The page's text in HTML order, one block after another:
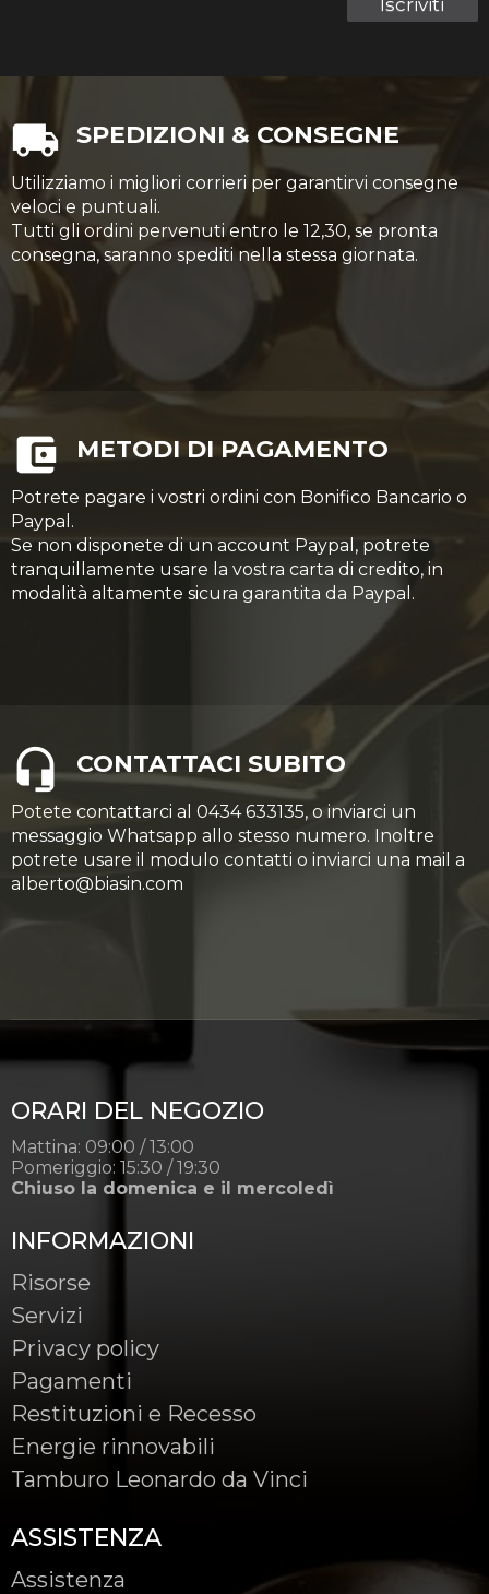
Iscriviti
SPEDIZIONI & CONSEGNE
Utilizziamo i migliori corrieri per garantirvi consegne
veloci e puntuali.
Tutti gli ordini pervenuti entro le 12,30, se pronta
consegna, saranno spediti nella stessa giornata.
METODI DI PAGAMENTO
Potrete pagare i vostri ordini con Bonifico Bancario o
Paypal.
Se non disponete di un account Paypal, potrete
tranquillamente usare la vostra carta di credito, in
modalità altamente sicura garantita da Paypal.
CONTATTACI SUBITO
Potete contattarci al 0434 633135, o inviarci un
messaggio Whatsapp allo stesso numero. Inoltre
potrete usare il modulo contatti o inviarci una mail a
alberto@biasin.com
ORARI DEL NEGOZIO
Mattina: 09:00 / 13:00
Pomeriggio: 15:30 / 19:30
Chiuso la domenica e il mercoledì
INFORMAZIONI
Risorse
Servizi
Privacy policy
Pagamenti
Restituzioni e Recesso
Energie rinnovabili
Tamburo Leonardo da Vinci
ASSISTENZA
Assistenza